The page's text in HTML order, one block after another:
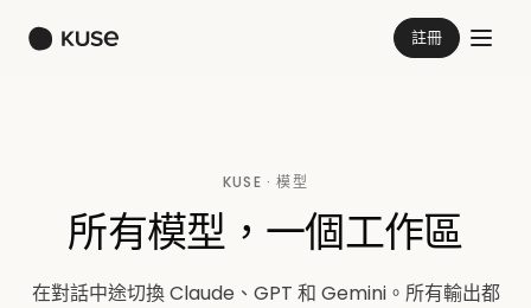
註冊
KUSE · 模型
所有模型，一個工作區
在對話中途切換 Claude、GPT 和 Gemini。所有輸出都